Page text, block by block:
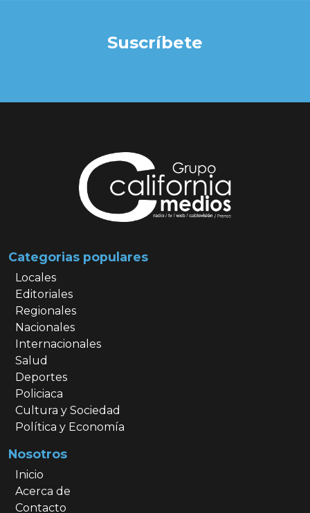
Suscríbete
Categorias populares
Locales
Editoriales
Regionales
Nacionales
Internacionales
Salud
Deportes
Policiaca
Cultura y Sociedad
Política y Economía
Nosotros
Inicio
Acerca de
Contacto